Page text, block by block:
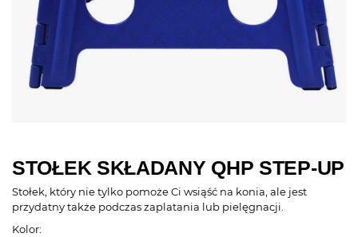
STOŁEK SKŁADANY QHP STEP-UP
Stołek, który nie tylko pomoże Ci wsiąść na konia, ale jest
przydatny także podczas zaplatania lub pielęgnacji.
Kolor: